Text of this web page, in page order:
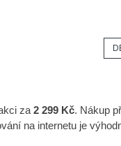
za 2 299 Kč. Nákup
na internetu je